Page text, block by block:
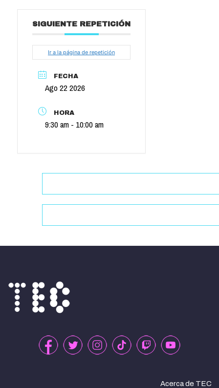
SIGUIENTE REPETICIÓN
Ir a la página de repetición
FECHA
Ago 22 2026
HORA
9:30 am - 10:00 am
Acerca de TEC